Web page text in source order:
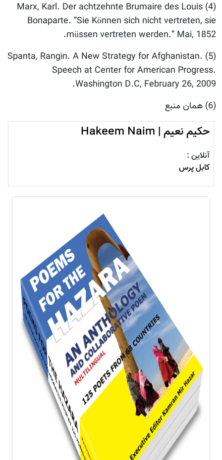
(4) Marx, Karl. Der achtzehnte Brumaire des Louis
Bonaparte. “Sie Können sich nicht vertreten, sie
müssen vertreten werden.” Mai, 1852.
(5) Spanta, Rangin. A New Strategy for Afghanistan.
Speech at Center for American Progress.
Washington D.C, February 26, 2009.
(6) همان منبع
حکيم نعيم | Hakeem Naim
آنلاین :
کابل پرس